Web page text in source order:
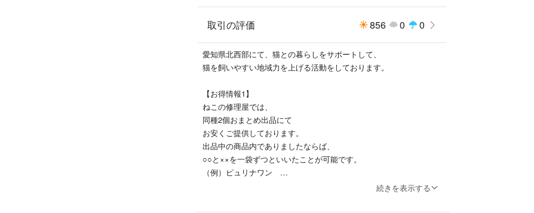
取引の評価 856 0 0
愛知県北西部にて、猫との暮らしをサポートして、
猫を飼いやすい地域力を上げる活動をしております。
【お得情報1】
ねこの修理屋では、
同種2個おまとめ出品にて
お安くご提供しております。
出品中の商品内でありましたならば、
○○と××を一袋ずつといいたことが可能です。
（例）ピュリナワン
続きを表示する